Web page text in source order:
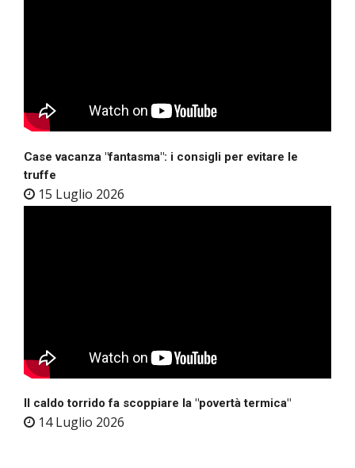
Case vacanza "fantasma": i consigli per evitare le
truffe
15 Luglio 2026
Il caldo torrido fa scoppiare la "povertà termica"
14 Luglio 2026